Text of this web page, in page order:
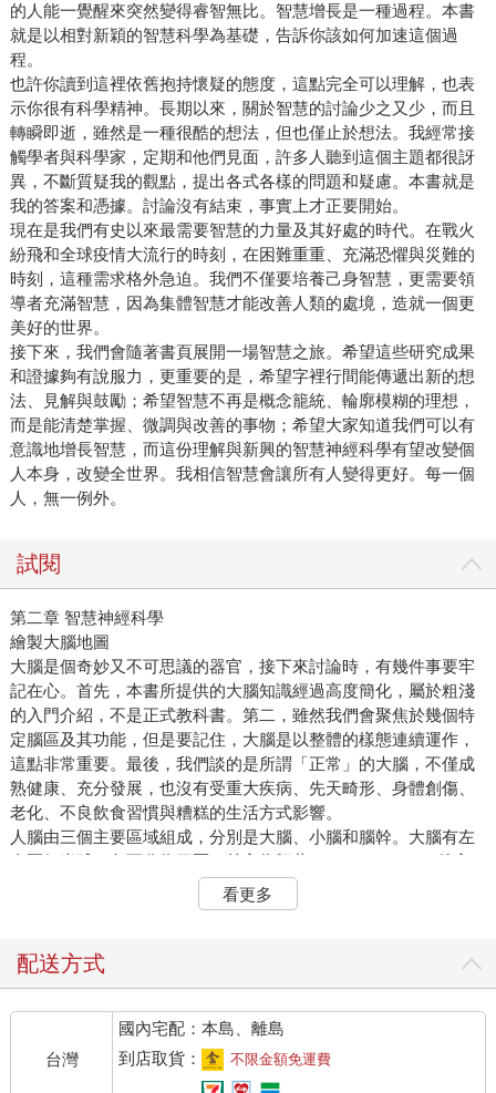
的人能一覺醒來突然變得睿智無比。智慧增長是一種過程。本書
就是以相對新穎的智慧科學為基礎，告訴你該如何加速這個過
程。
也許你讀到這裡依舊抱持懷疑的態度，這點完全可以理解，也表
示你很有科學精神。長期以來，關於智慧的討論少之又少，而且
轉瞬即逝，雖然是一種很酷的想法，但也僅止於想法。我經常接
觸學者與科學家，定期和他們見面，許多人聽到這個主題都很訝
異，不斷質疑我的觀點，提出各式各樣的問題和疑慮。本書就是
我的答案和憑據。討論沒有結束，事實上才正要開始。
現在是我們有史以來最需要智慧的力量及其好處的時代。在戰火
紛飛和全球疫情大流行的時刻，在困難重重、充滿恐懼與災難的
時刻，這種需求格外急迫。我們不僅要培養己身智慧，更需要領
導者充滿智慧，因為集體智慧才能改善人類的處境，造就一個更
美好的世界。
接下來，我們會隨著書頁展開一場智慧之旅。希望這些研究成果
和證據夠有說服力，更重要的是，希望字裡行間能傳遞出新的想
法、見解與鼓勵；希望智慧不再是概念籠統、輪廓模糊的理想，
而是能清楚掌握、微調與改善的事物；希望大家知道我們可以有
意識地增長智慧，而這份理解與新興的智慧神經科學有望改變個
人本身，改變全世界。我相信智慧會讓所有人變得更好。每一個
人，無一例外。
試閱
第二章 智慧神經科學
繪製大腦地圖
大腦是個奇妙又不可思議的器官，接下來討論時，有幾件事要牢
記在心。首先，本書所提供的大腦知識經過高度簡化，屬於粗淺
的入門介紹，不是正式教科書。第二，雖然我們會聚焦於幾個特
定腦區及其功能，但是要記住，大腦是以整體的樣態連續運作，
這點非常重要。最後，我們談的是所謂「正常」的大腦，不僅成
熟健康、充分發展，也沒有受重大疾病、先天畸形、身體創傷、
老化、不良飲食習慣與糟糕的生活方式影響。
人腦由三個主要區域組成，分別是大腦、小腦和腦幹。大腦有左
右兩個半球，各可分為四區，前方為額葉（frontal lobe），後方
為枕葉（occipital lobe），中間則是頂葉（parietal lobe）和顳葉
的皺摺，盡量擴大表面積變大，縮短點與點之間的距離。攤平的
城市由多個區域組成，智慧的要素就棲居於其中幾區。
心智之旅第一站自然是前額葉皮質。此區毫無疑問屬於優雅的高
級區，利社會行為與態度就安居於此。這類行為態度代表我們與
生俱來、為共同利益而奮鬥的信念和理解。幫助別人就是幫助自
看更多
配送方式
台灣
國內宅配：本島、離島
到店取貨：
不限金額免運費